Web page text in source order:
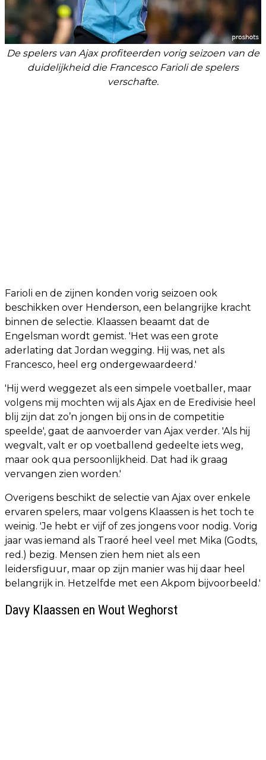
De spelers van Ajax profiteerden vorig seizoen van de
duidelijkheid die Francesco Farioli de spelers
verschafte.
Farioli en de zijnen konden vorig seizoen ook
beschikken over Henderson, een belangrijke kracht
binnen de selectie. Klaassen beaamt dat de
Engelsman wordt gemist. 'Het was een grote
aderlating dat Jordan wegging. Hij was, net als
Francesco, heel erg ondergewaardeerd.'
'Hij werd weggezet als een simpele voetballer, maar
volgens mij mochten wij als Ajax en de Eredivisie heel
blij zijn dat zo’n jongen bij ons in de competitie
speelde', gaat de aanvoerder van Ajax verder. 'Als hij
wegvalt, valt er op voetballend gedeelte iets weg,
maar ook qua persoonlijkheid. Dat had ik graag
vervangen zien worden.'
Overigens beschikt de selectie van Ajax over enkele
ervaren spelers, maar volgens Klaassen is het toch te
weinig. 'Je hebt er vijf of zes jongens voor nodig. Vorig
jaar was iemand als Traoré heel veel met Mika (Godts,
red.) bezig. Mensen zien hem niet als een
leidersfiguur, maar op zijn manier was hij daar heel
belangrijk in. Hetzelfde met een Akpom bijvoorbeeld.'
Davy Klaassen en Wout Weghorst